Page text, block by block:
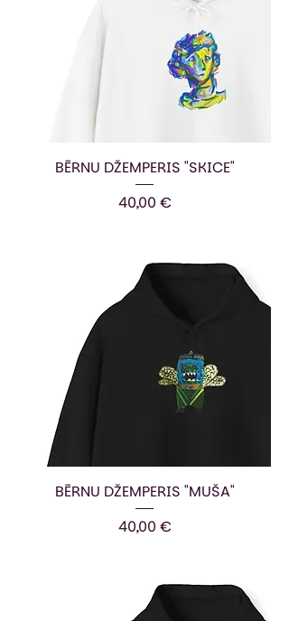
BĒRNU DŽEMPERIS "SKICE"
Cena
40,00 €
BĒRNU DŽEMPERIS "MUŠA"
Cena
40,00 €